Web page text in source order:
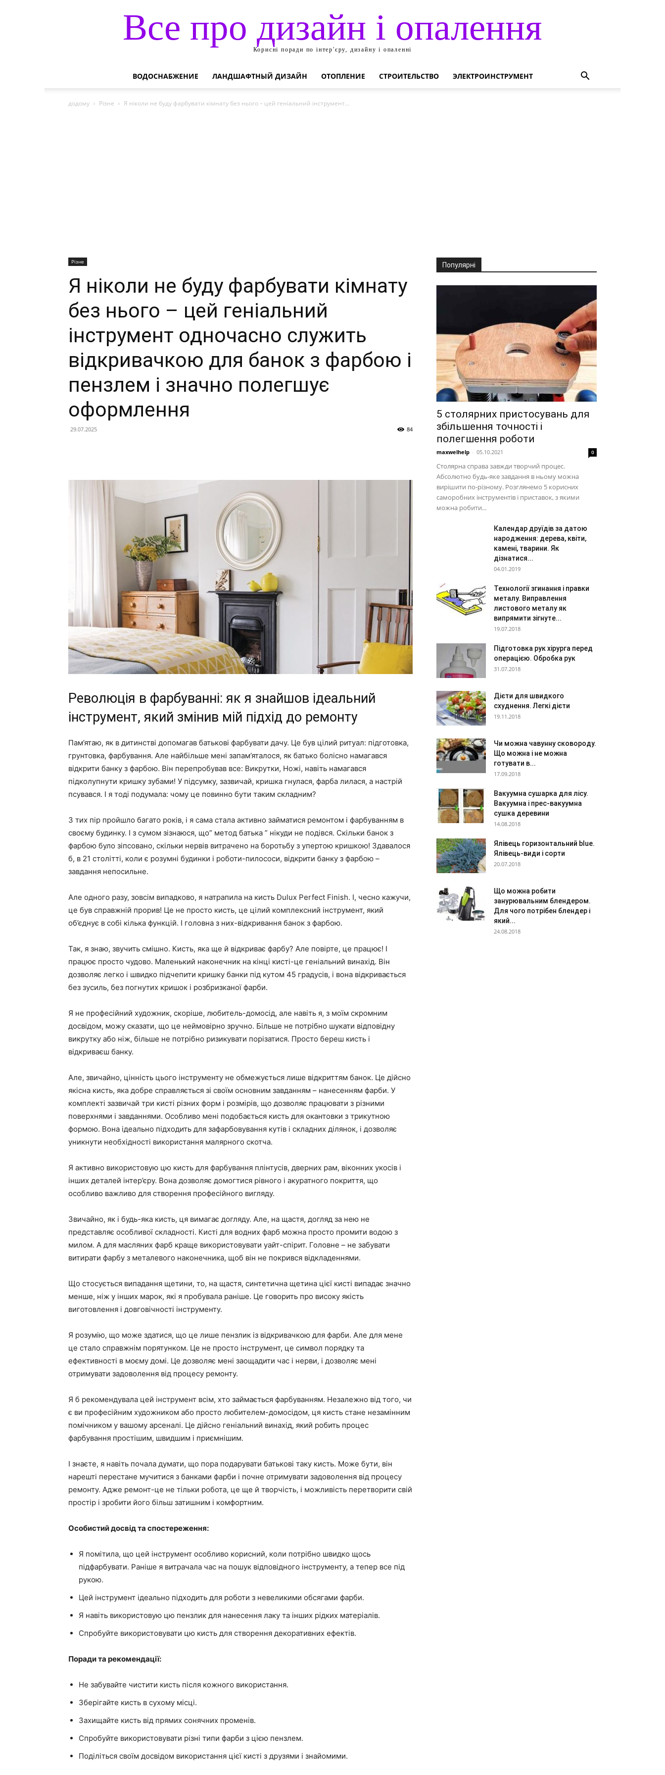
Все про дизайн і опалення
Корисні поради по інтер'єру, дизайну і опаленні
ВОДОСНАБЖЕНИЕ ЛАНДШАФТНЫЙ ДИЗАЙН ОТОПЛЕНИЕ СТРОИТЕЛЬСТВО ЭЛЕКТРОИНСТРУМЕНТ
додому Різне Я ніколи не буду фарбувати кімнату без нього – цей геніальний інструмент...
Різне
Я ніколи не буду фарбувати кімнату
без нього – цей геніальний
інструмент одночасно служить
відкривачкою для банок з фарбою і
пензлем і значно полегшує
оформлення
29.07.2025 84
Революція в фарбуванні: як я знайшов ідеальний
інструмент, який змінив мій підхід до ремонту
Пам’ятаю, як в дитинстві допомагав батькові фарбувати дачу. Це був цілий ритуал: підготовка,
грунтовка, фарбування. Але найбільше мені запам’яталося, як батько болісно намагався
відкрити банку з фарбою. Він перепробував все: Викрутки, Ножі, навіть намагався
підколупнути кришку зубами! У підсумку, зазвичай, кришка гнулася, фарба лилася, а настрій
псувався. І я тоді подумала: чому це повинно бути таким складним?
З тих пір пройшло багато років, і я сама стала активно займатися ремонтом і фарбуванням в
своєму будинку. І з сумом зізнаюся, що” метод батька ” нікуди не подівся. Скільки банок з
фарбою було зіпсовано, скільки нервів витрачено на боротьбу з упертою кришкою! Здавалося
б, в 21 столітті, коли є розумні будинки і роботи-пилососи, відкрити банку з фарбою –
завдання непосильне.
Але одного разу, зовсім випадково, я натрапила на кисть Dulux Perfect Finish. І, чесно кажучи,
це був справжній прорив! Це не просто кисть, це цілий комплексний інструмент, який
об’єднує в собі кілька функцій. І головна з них-відкривання банок з фарбою.
Так, я знаю, звучить смішно. Кисть, яка ще й відкриває фарбу? Але повірте, це працює! І
працює просто чудово. Маленький наконечник на кінці кисті-це геніальний винахід. Він
дозволяє легко і швидко підчепити кришку банки під кутом 45 градусів, і вона відкривається
без зусиль, без погнутих кришок і розбризканої фарби.
Я не професійний художник, скоріше, любитель-домосід, але навіть я, з моїм скромним
досвідом, можу сказати, що це неймовірно зручно. Більше не потрібно шукати відповідну
викрутку або ніж, більше не потрібно ризикувати порізатися. Просто береш кисть і
відкриваєш банку.
Але, звичайно, цінність цього інструменту не обмежується лише відкриттям банок. Це дійсно
якісна кисть, яка добре справляється зі своїм основним завданням – нанесенням фарби. У
комплекті зазвичай три кисті різних форм і розмірів, що дозволяє працювати з різними
поверхнями і завданнями. Особливо мені подобається кисть для окантовки з трикутною
формою. Вона ідеально підходить для зафарбовування кутів і складних ділянок, і дозволяє
уникнути необхідності використання малярного скотча.
Я активно використовую цю кисть для фарбування плінтусів, дверних рам, віконних укосів і
інших деталей інтер’єру. Вона дозволяє домогтися рівного і акуратного покриття, що
особливо важливо для створення професійного вигляду.
Звичайно, як і будь-яка кисть, ця вимагає догляду. Але, на щастя, догляд за нею не
представляє особливої складності. Кисті для водних фарб можна просто промити водою з
милом. А для масляних фарб краще використовувати уайт-спірит. Головне – не забувати
витирати фарбу з металевого наконечника, щоб він не покрився відкладеннями.
Що стосується випадання щетини, то, на щастя, синтетична щетина цієї кисті випадає значно
менше, ніж у інших марок, які я пробувала раніше. Це говорить про високу якість
виготовлення і довговічності інструменту.
Я розумію, що може здатися, що це лише пензлик із відкривачкою для фарби. Але для мене
це стало справжнім порятунком. Це не просто інструмент, це символ порядку та
ефективності в моєму домі. Це дозволяє мені заощадити час і нерви, і дозволяє мені
отримувати задоволення від процесу ремонту.
Я б рекомендувала цей інструмент всім, хто займається фарбуванням. Незалежно від того, чи
є ви професійним художником або просто любителем-домосідом, ця кисть стане незамінним
помічником у вашому арсеналі. Це дійсно геніальний винахід, який робить процес
фарбування простішим, швидшим і приємнішим.
І знаєте, я навіть почала думати, що пора подарувати батькові таку кисть. Може бути, він
нарешті перестане мучитися з банками фарби і почне отримувати задоволення від процесу
ремонту. Адже ремонт-це не тільки робота, це ще й творчість, і можливість перетворити свій
простір і зробити його більш затишним і комфортним.
Особистий досвід та спостереження:
Я помітила, що цей інструмент особливо корисний, коли потрібно швидко щось
підфарбувати. Раніше я витрачала час на пошук відповідного інструменту, а тепер все під
рукою.
Цей інструмент ідеально підходить для роботи з невеликими обсягами фарби.
Я навіть використовую цю пензлик для нанесення лаку та інших рідких матеріалів.
Спробуйте використовувати цю кисть для створення декоративних ефектів.
Поради та рекомендації:
Не забувайте чистити кисть після кожного використання.
Зберігайте кисть в сухому місці.
Захищайте кисть від прямих сонячних променів.
Спробуйте використовувати різні типи фарби з цією пензлем.
Поділіться своїм досвідом використання цієї кисті з друзями і знайомими.
Популярні
5 столярних пристосувань для
збільшення точності і
полегшення роботи
maxwelhelp - 05.10.2021 0
Столярна справа завжди творчий процес.
Абсолютно будь-яке завдання в ньому можна
вирішити по-різному. Розглянемо 5 корисних
саморобних інструментів і приставок, з якими
можна робити...
Календар друїдів за датою
народження: дерева, квіти,
камені, тварини. Як
дізнатися...
04.01.2019
Технології згинання і правки
металу. Виправлення
листового металу як
випрямити зігнуте...
19.07.2018
Підготовка рук хірурга перед
операцією. Обробка рук
31.07.2018
Дієти для швидкого
схуднення. Легкі дієти
19.11.2018
Чи можна чавунну сковороду.
Що можна і не можна
готувати в...
17.09.2018
Вакуумна сушарка для лісу.
Вакуумна і прес-вакуумна
сушка деревини
14.08.2018
Ялівець горизонтальний blue.
Ялівець-види і сорти
20.07.2018
Що можна робити
занурювальним блендером.
Для чого потрібен блендер і
який...
24.08.2018